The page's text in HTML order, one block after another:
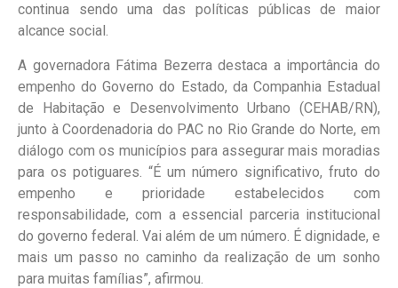
continua sendo uma das políticas públicas de maior
alcance social.
A governadora Fátima Bezerra destaca a importância do
empenho do Governo do Estado, da Companhia Estadual
de Habitação e Desenvolvimento Urbano (CEHAB/RN),
junto à Coordenadoria do PAC no Rio Grande do Norte, em
diálogo com os municípios para assegurar mais moradias
para os potiguares. “É um número significativo, fruto do
empenho e prioridade estabelecidos com
responsabilidade, com a essencial parceria institucional
do governo federal. Vai além de um número. É dignidade, e
mais um passo no caminho da realização de um sonho
para muitas famílias”, afirmou.